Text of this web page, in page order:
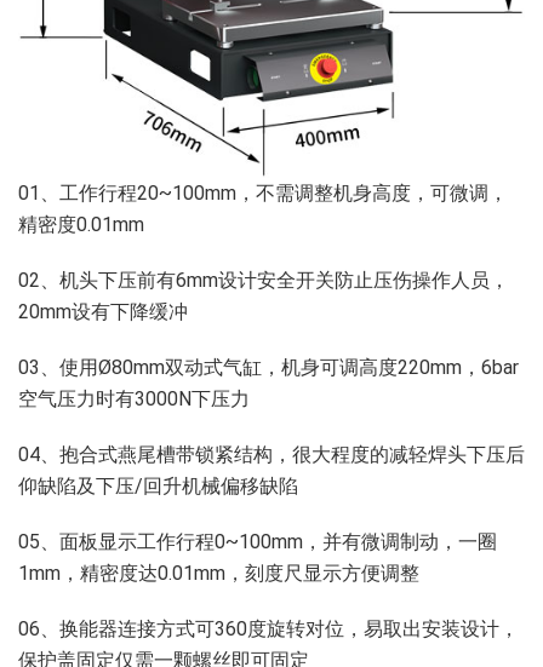
01、工作行程20~100mm，不需调整机身高度，可微调，
精密度0.01mm
02、机头下压前有6mm设计安全开关防止压伤操作人员，
20mm设有下降缓冲
03、使用Ø80mm双动式气缸，机身可调高度220mm，6bar
空气压力时有3000N下压力
04、抱合式燕尾槽带锁紧结构，很大程度的减轻焊头下压后
仰缺陷及下压/回升机械偏移缺陷
05、面板显示工作行程0~100mm，并有微调制动，一圈
1mm，精密度达0.01mm，刻度尺显示方便调整
06、换能器连接方式可360度旋转对位，易取出安装设计，
保护盖固定仅需一颗螺丝即可固定